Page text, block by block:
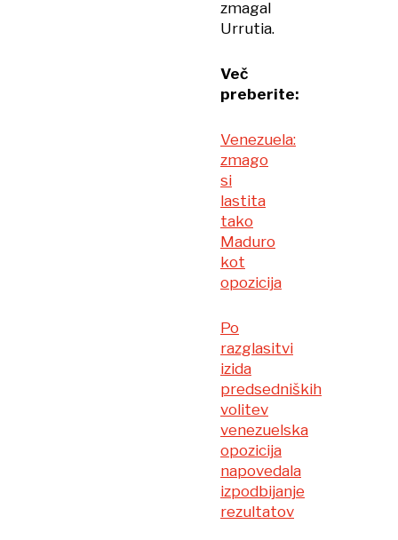
zmagal
Urrutia.
Več
preberite:
Venezuela:
zmago
si
lastita
tako
Maduro
kot
opozicija
Po
razglasitvi
izida
predsedniških
volitev
venezuelska
opozicija
napovedala
izpodbijanje
rezultatov